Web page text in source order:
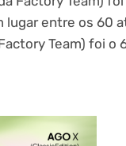
lugar entre os 60
Team) foi o